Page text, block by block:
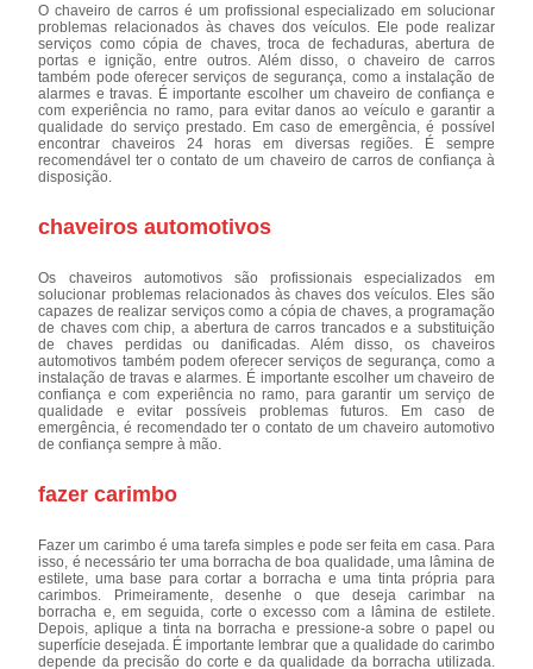
O chaveiro de carros é um profissional especializado em solucionar
problemas relacionados às chaves dos veículos. Ele pode realizar
serviços como cópia de chaves, troca de fechaduras, abertura de
portas e ignição, entre outros. Além disso, o chaveiro de carros
também pode oferecer serviços de segurança, como a instalação de
alarmes e travas. É importante escolher um chaveiro de confiança e
com experiência no ramo, para evitar danos ao veículo e garantir a
qualidade do serviço prestado. Em caso de emergência, é possível
encontrar chaveiros 24 horas em diversas regiões. É sempre
recomendável ter o contato de um chaveiro de carros de confiança à
disposição.
chaveiros automotivos
Os chaveiros automotivos são profissionais especializados em
solucionar problemas relacionados às chaves dos veículos. Eles são
capazes de realizar serviços como a cópia de chaves, a programação
de chaves com chip, a abertura de carros trancados e a substituição
de chaves perdidas ou danificadas. Além disso, os chaveiros
automotivos também podem oferecer serviços de segurança, como a
instalação de travas e alarmes. É importante escolher um chaveiro de
confiança e com experiência no ramo, para garantir um serviço de
qualidade e evitar possíveis problemas futuros. Em caso de
emergência, é recomendado ter o contato de um chaveiro automotivo
de confiança sempre à mão.
fazer carimbo
Fazer um carimbo é uma tarefa simples e pode ser feita em casa. Para
isso, é necessário ter uma borracha de boa qualidade, uma lâmina de
estilete, uma base para cortar a borracha e uma tinta própria para
carimbos. Primeiramente, desenhe o que deseja carimbar na
borracha e, em seguida, corte o excesso com a lâmina de estilete.
Depois, aplique a tinta na borracha e pressione-a sobre o papel ou
superfície desejada. É importante lembrar que a qualidade do carimbo
depende da precisão do corte e da qualidade da borracha utilizada.